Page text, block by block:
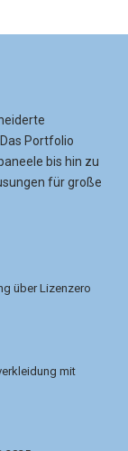
Portfolio
bis hin zu
für große
über Lizenzero
mit